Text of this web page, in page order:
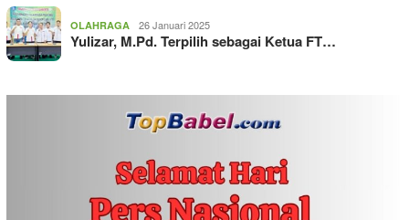
OLAHRAGA 26 Januari 2025
Yulizar, M.Pd. Terpilih sebagai Ketua FT…